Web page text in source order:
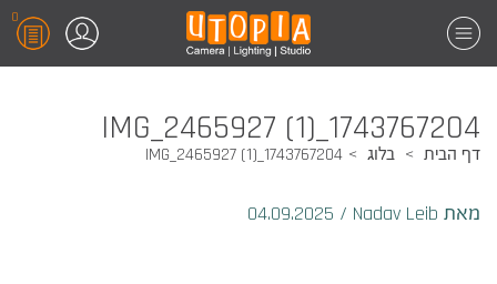
0
1743767204_IMG_2465927 (1)
דף הבית בלוג 1743767204_IMG_2465927 (1)
מאת Nadav Leib /